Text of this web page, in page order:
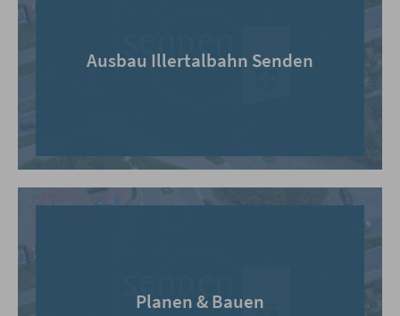
Ausbau Illertalbahn Senden
Planen & Bauen